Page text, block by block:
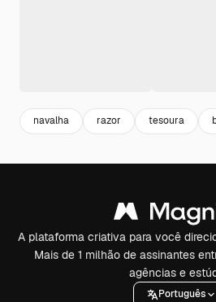
navalha razor tesoura
A plataforma criativa para você
Mais de 1 milhão de assinantes
agências e
Português